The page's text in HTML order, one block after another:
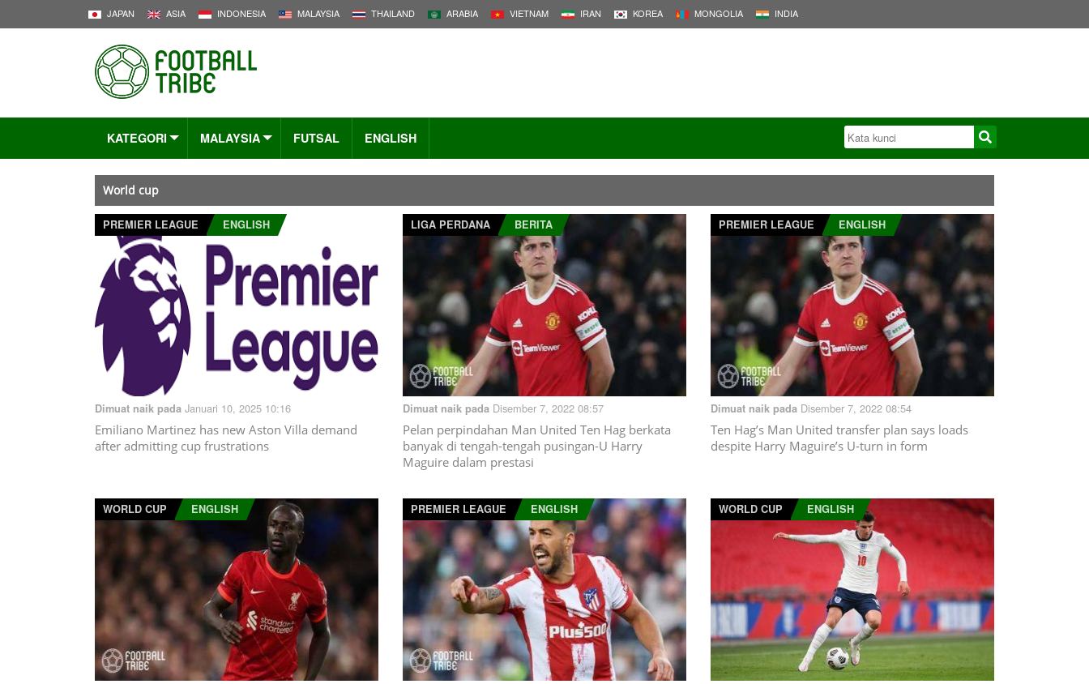
JAPAN ASIA INDONESIA MALAYSIA THAILAND ARABIA VIETNAM IRAN KOREA MONGOLIA INDIA
KATEGORI MALAYSIA FUTSAL ENGLISH
World cup
PREMIER LEAGUE ENGLISH
Dimuat naik pada Januari 10, 2025 10:16
Emiliano Martinez has new Aston Villa demand
after admitting cup frustrations
LIGA PERDANA BERITA
Dimuat naik pada Disember 7, 2022 08:57
Pelan perpindahan Man United Ten Hag berkata
banyak di tengah-tengah pusingan-U Harry
Maguire dalam prestasi
PREMIER LEAGUE ENGLISH
Dimuat naik pada Disember 7, 2022 08:54
Ten Hag’s Man United transfer plan says loads
despite Harry Maguire’s U-turn in form
WORLD CUP ENGLISH PREMIER LEAGUE ENGLISH WORLD CUP ENGLISH